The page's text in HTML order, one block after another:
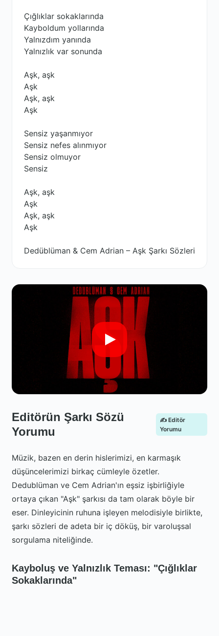
Çığlıklar sokaklarında
Kayboldum yollarında
Yalnızdım yanında
Yalnızlık var sonunda
Aşk, aşk
Aşk
Aşk, aşk
Aşk
Sensiz yaşanmıyor
Sensiz nefes alınmıyor
Sensiz olmuyor
Sensiz
Aşk, aşk
Aşk
Aşk, aşk
Aşk
Dedüblüman & Cem Adrian – Aşk Şarkı Sözleri
Editörün Şarkı Sözü
Yorumu
✍️ Editör
Yorumu
Müzik, bazen en derin hislerimizi, en karmaşık
düşüncelerimizi birkaç cümleyle özetler.
Dedublüman ve Cem Adrian'ın eşsiz işbirliğiyle
ortaya çıkan "Aşk" şarkısı da tam olarak böyle bir
eser. Dinleyicinin ruhuna işleyen melodisiyle birlikte,
şarkı sözleri de adeta bir iç döküş, bir varoluşsal
sorgulama niteliğinde.
Kayboluş ve Yalnızlık Teması: "Çığlıklar
Sokaklarında"